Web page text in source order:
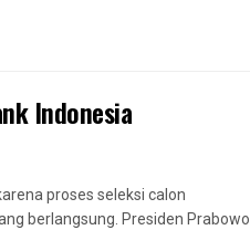
Indonesia
proses seleksi calon
berlangsung. Presiden Prabowo